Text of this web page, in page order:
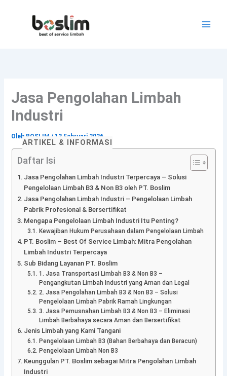
Jasa Pengolahan Limbah
Industri
Oleh BOSLIM / 13 Februari 2026
ARTIKEL & INFORMASI
Daftar Isi
Jasa Pengolahan Limbah Industri Terpercaya – Solusi
Pengelolaan Limbah B3 & Non B3 oleh PT. Boslim
Jasa Pengolahan Limbah Industri – Pengelolaan Limbah
Pabrik Profesional & Bersertifikat
Mengapa Pengelolaan Limbah Industri Itu Penting?
Kewajiban Hukum Perusahaan dalam Pengelolaan Limbah
PT. Boslim – Best Of Service Limbah: Mitra Pengolahan
Limbah Industri Terpercaya
Sub Bidang Layanan PT. Boslim
1. Jasa Transportasi Limbah B3 & Non B3 –
Pengangkutan Limbah Industri yang Aman dan Legal
2. Jasa Pengolahan Limbah B3 & Non B3 – Solusi
Pengelolaan Limbah Pabrik Ramah Lingkungan
3. Jasa Pemusnahan Limbah B3 & Non B3 – Eliminasi
Limbah Berbahaya secara Aman dan Bersertifikat
Jenis Limbah yang Kami Tangani
Pengelolaan Limbah B3 (Bahan Berbahaya dan Beracun)
Pengelolaan Limbah Non B3
Keunggulan PT. Boslim sebagai Mitra Pengolahan Limbah
Industri